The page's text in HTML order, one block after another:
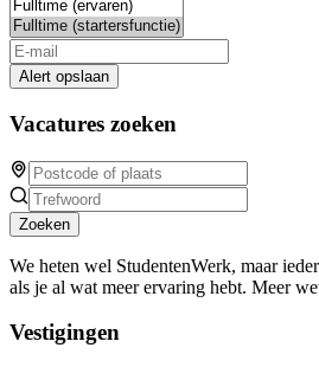
Alert opslaan
Vacatures zoeken
Zoeken
We heten wel StudentenWerk, maar
als je al wat meer ervaring hebt. Meer
Vestigingen